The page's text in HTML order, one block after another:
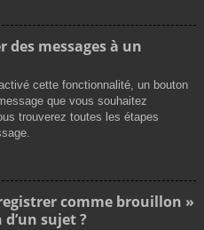
messages à un
cette fonctionnalité, un bouton
que vous souhaitez
trouverez toutes les étapes
comme brouillon »
sujet ?